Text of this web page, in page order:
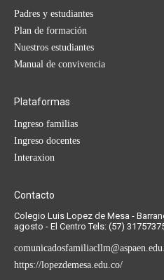
Padres y estudiantes
Plan de formación
Nuestros estudiantes
Manual de convivencia
Plataformas
Ingreso familias
Ingreso docentes
Interaxion
Contacto
Colegio Luis Lopez de Mesa -
agosto - El Centro Tels: (57)
https://lopezdemesa.edu.co/